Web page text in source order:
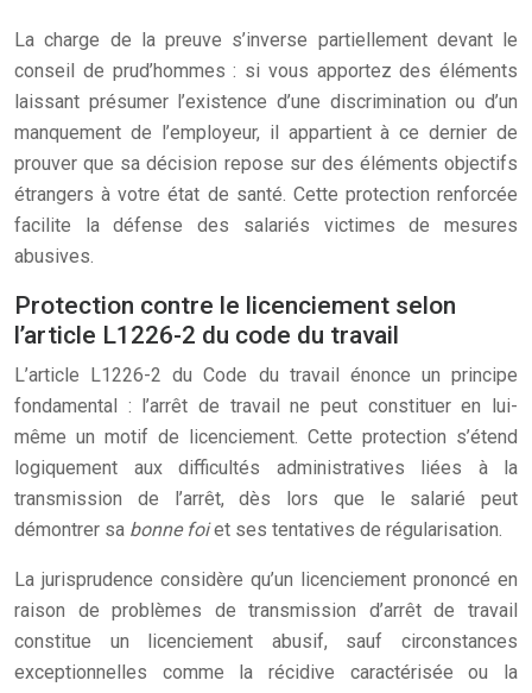
La charge de la preuve s’inverse partiellement devant le
conseil de prud’hommes : si vous apportez des éléments
laissant présumer l’existence d’une discrimination ou d’un
manquement de l’employeur, il appartient à ce dernier de
prouver que sa décision repose sur des éléments objectifs
étrangers à votre état de santé. Cette protection renforcée
facilite la défense des salariés victimes de mesures
abusives.
Protection contre le licenciement selon
l’article L1226-2 du code du travail
L’article L1226-2 du Code du travail énonce un principe
fondamental : l’arrêt de travail ne peut constituer en lui-
même un motif de licenciement. Cette protection s’étend
logiquement aux difficultés administratives liées à la
transmission de l’arrêt, dès lors que le salarié peut
démontrer sa bonne foiet ses tentatives de régularisation.
La jurisprudence considère qu’un licenciement prononcé en
raison de problèmes de transmission d’arrêt de travail
constitue un licenciement abusif, sauf circonstances
exceptionnelles comme la récidive caractérisée ou la